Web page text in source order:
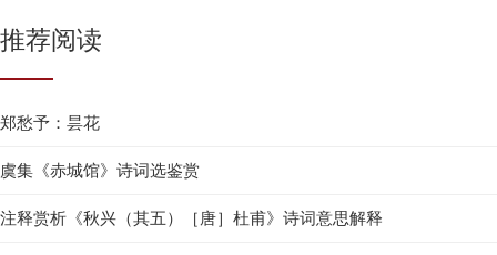
推荐阅读
郑愁予：昙花
虞集《赤城馆》诗词选鉴赏
注释赏析《秋兴（其五）［唐］杜甫》诗词意思解释